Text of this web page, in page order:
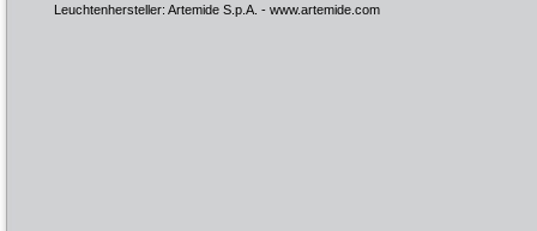
Leuchtenhersteller: Artemide S.p.A. - www.artemide.com